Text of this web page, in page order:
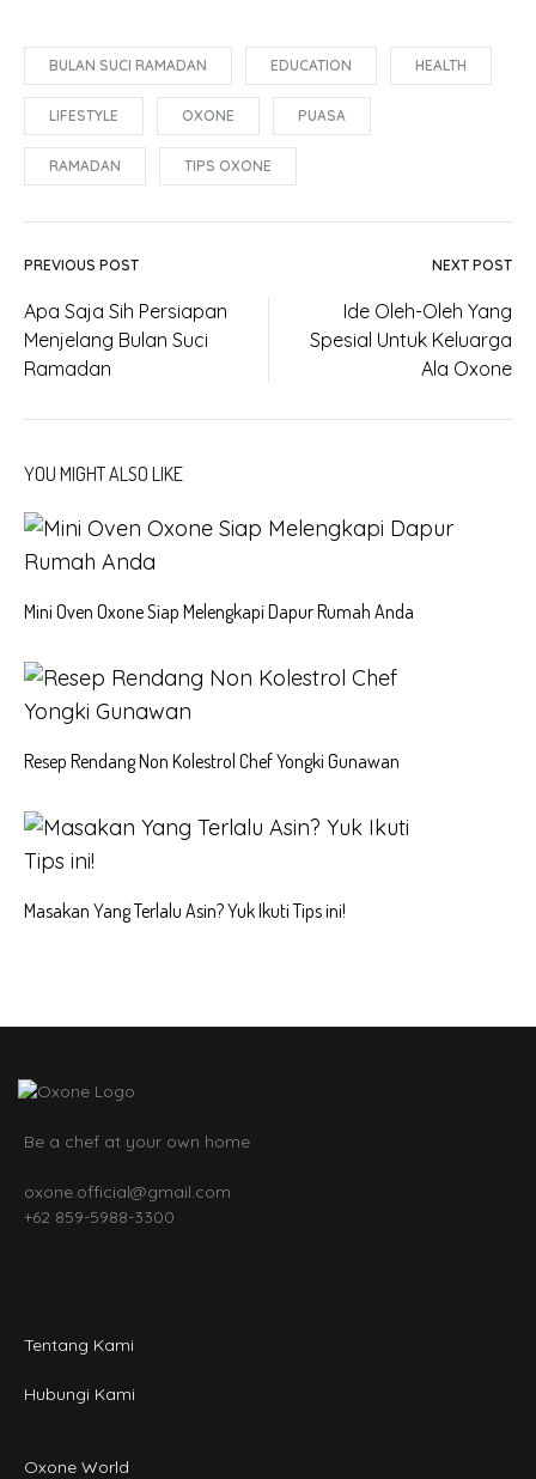
BULAN SUCI RAMADAN EDUCATION HEALTH
LIFESTYLE OXONE PUASA
RAMADAN TIPS OXONE
PREVIOUS POST NEXT POST
Apa Saja Sih Persiapan
Menjelang Bulan Suci
Ramadan
Ide Oleh-Oleh Yang
Spesial Untuk Keluarga
Ala Oxone
YOU MIGHT ALSO LIKE
Mini Oven Oxone Siap Melengkapi Dapur Rumah Anda
Resep Rendang Non Kolestrol Chef Yongki Gunawan
Masakan Yang Terlalu Asin? Yuk Ikuti Tips ini!
Be a chef at your own home
oxone.official@gmail.com
+62 859-5988-3300
Tentang Kami
Hubungi Kami
Oxone World